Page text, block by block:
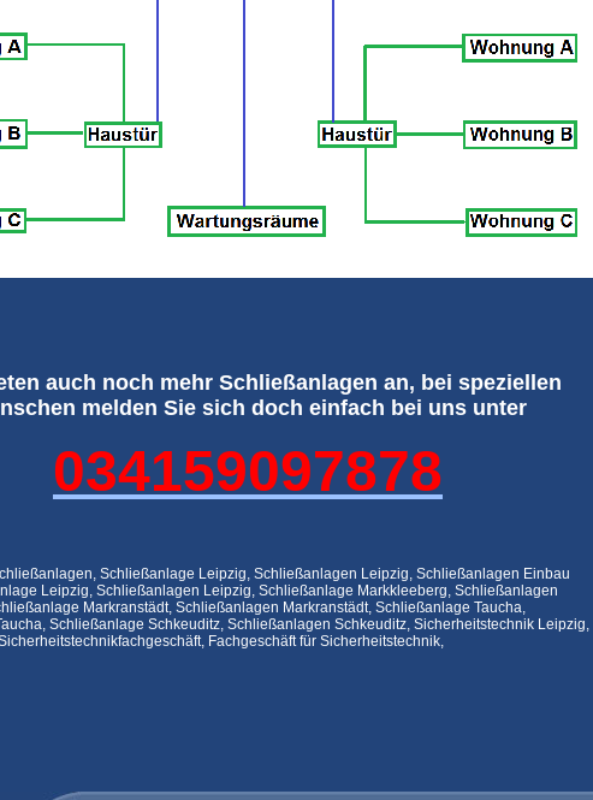
auch noch mehr Schließanlagen an, bei speziellen
melden Sie sich doch einfach bei uns unter
034159097878
Schließanlage Leipzig, Schließanlagen Leipzig, Schließanlagen Einbau
Leipzig, Schließanlagen Leipzig, Schließanlage Markkleeberg, Schließanlagen
Markranstädt, Schließanlagen Markranstädt, Schließanlage Taucha,
Schließanlage Schkeuditz, Schließanlagen Schkeuditz, Sicherheitstechnik Leipzig,
Fachgeschäft für Sicherheitstechnik,